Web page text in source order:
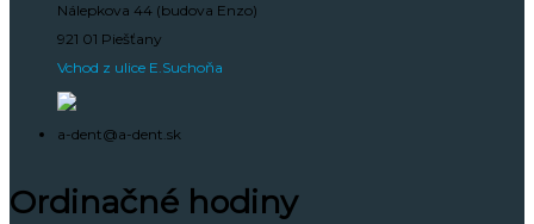
Nálepkova 44 (budova Enzo)
921 01 Piešťany
Vchod z ulice E.Suchoňa
a-dent@a-dent.sk
Ordinačné hodiny